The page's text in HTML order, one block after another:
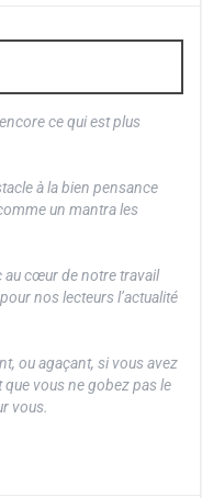
ce qui est plus
à la bien pensance
un mantra les
au cœur de notre travail
nos lecteurs l’actualité
ou agaçant, si vous avez
vous ne gobez pas le
vous.